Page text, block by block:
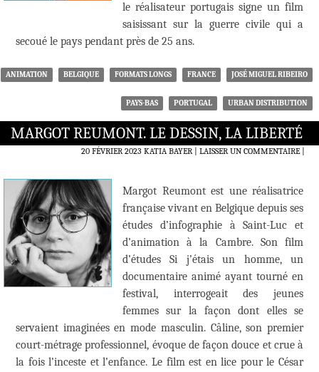
le réalisateur portugais signe un film
saisissant sur la guerre civile qui a
secoué le pays pendant près de 25 ans.
ANIMATION BELGIQUE FORMATS LONGS FRANCE JOSÉ MIGUEL RIBEIRO
PAYS-BAS PORTUGAL URBAN DISTRIBUTION
MARGOT REUMONT. LE DESSIN, LA LIBERTÉ
20 FÉVRIER 2023 KATIA BAYER LAISSER UN COMMENTAIRE|
Margot Reumont est une réalisatrice
française vivant en Belgique depuis ses
études d’infographie à Saint-Luc et
d’animation à la Cambre. Son film
d’études Si j’étais un homme, un
documentaire animé ayant tourné en
festival, interrogeait des jeunes
femmes sur la façon dont elles se
servaient imaginées en mode masculin. Câline, son premier
court-métrage professionnel, évoque de façon douce et crue à
la fois l’inceste et l’enfance. Le film est en lice pour le César